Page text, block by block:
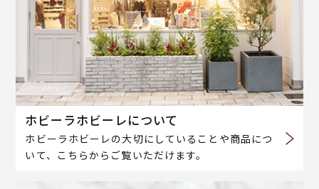
ホビーラホビーレについて
ホビーラホビーレの大切にしていることや商品につ
いて、こちらからご覧いただけます。